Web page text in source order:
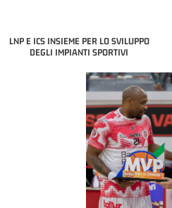
LNP E ICS INSIEME PER LO SVILUPPO
DEGLI IMPIANTI SPORTIVI